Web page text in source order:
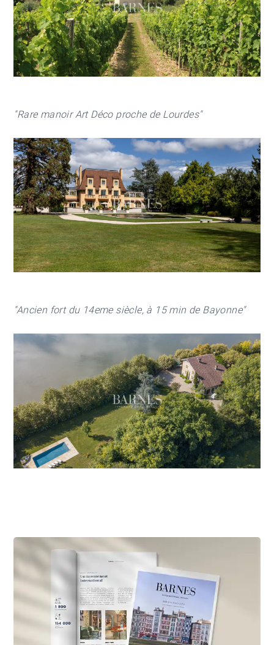
"Rare manoir Art Déco proche de Lourdes"
"Ancien fort du 14eme siècle, à 15 min de Bayonne"